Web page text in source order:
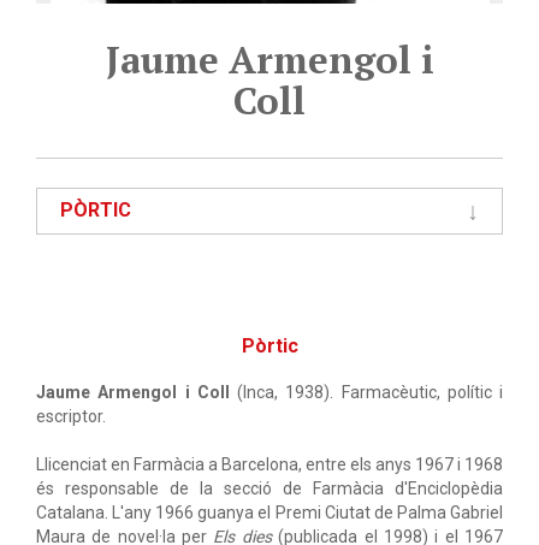
Jaume Armengol i
Coll
PÒRTIC
Pòrtic
Jaume Armengol i Coll
(Inca, 1938). Farmacèutic, polític i
escriptor.
Llicenciat en Farmàcia a Barcelona, entre els anys 1967 i 1968
és responsable de la secció de Farmàcia d'Enciclopèdia
Catalana. L'any 1966 guanya el Premi Ciutat de Palma Gabriel
Maura de novel·la per Els dies(publicada el 1998) i el 1967